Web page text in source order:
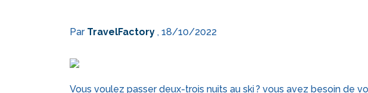
Par TravelFactory , 18/10/2022
Vous voulez passer deux-trois nuits au ski ? vous avez besoin de